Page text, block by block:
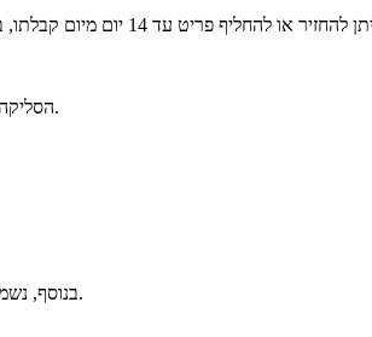
הסליקה באתר מאובטחת ומוצפנת בסטנדרט הגבוה ביותר. ניתן לפרוס את הרכישה לעד 6 תשלומים נוחים.
בנוסף, נשמח לארח אותך בחנות הדגל שלנו בכיכר המדינה להתרשמות מהקולקציה ולקבלת ייעוץ אישי במקום.